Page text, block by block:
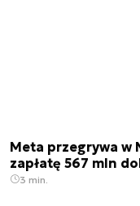
Meta przegrywa w
zapłatę 567 mln
3 min.